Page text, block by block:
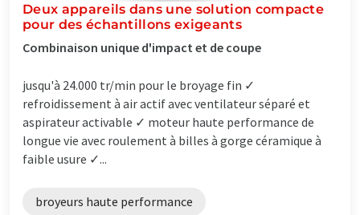
Deux appareils dans une solution compacte
pour des échantillons exigeants
Combinaison unique d'impact et de coupe
jusqu'à 24.000 tr/min pour le broyage fin ✓
refroidissement à air actif avec ventilateur séparé et
aspirateur activable ✓ moteur haute performance de
longue vie avec roulement à billes à gorge céramique à
faible usure ✓...
broyeurs haute performance